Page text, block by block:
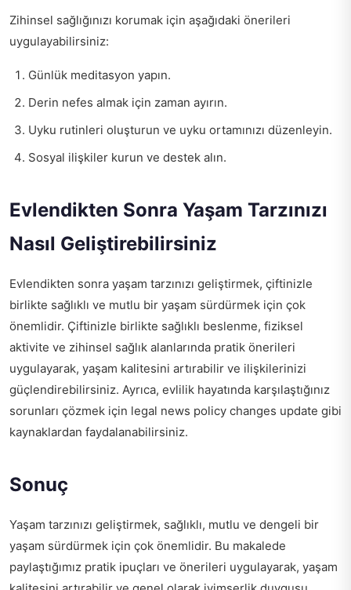
Zihinsel sağlığınızı korumak için aşağıdaki önerileri
uygulayabilirsiniz:
Günlük meditasyon yapın.
Derin nefes almak için zaman ayırın.
Uyku rutinleri oluşturun ve uyku ortamınızı düzenleyin.
Sosyal ilişkiler kurun ve destek alın.
Evlendikten Sonra Yaşam Tarzınızı
Nasıl Geliştirebilirsiniz
Evlendikten sonra yaşam tarzınızı geliştirmek, çiftinizle
birlikte sağlıklı ve mutlu bir yaşam sürdürmek için çok
önemlidir. Çiftinizle birlikte sağlıklı beslenme, fiziksel
aktivite ve zihinsel sağlık alanlarında pratik önerileri
uygulayarak, yaşam kalitesini artırabilir ve ilişkilerinizi
güçlendirebilirsiniz. Ayrıca, evlilik hayatında karşılaştığınız
sorunları çözmek için legal news policy changes update gibi
kaynaklardan faydalanabilirsiniz.
Sonuç
Yaşam tarzınızı geliştirmek, sağlıklı, mutlu ve dengeli bir
yaşam sürdürmek için çok önemlidir. Bu makalede
paylaştığımız pratik ipuçları ve önerileri uygulayarak, yaşam